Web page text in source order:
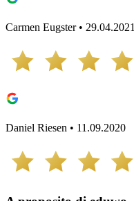
Carmen Eugster • 29.04.2021
Daniel Riesen • 11.09.2020